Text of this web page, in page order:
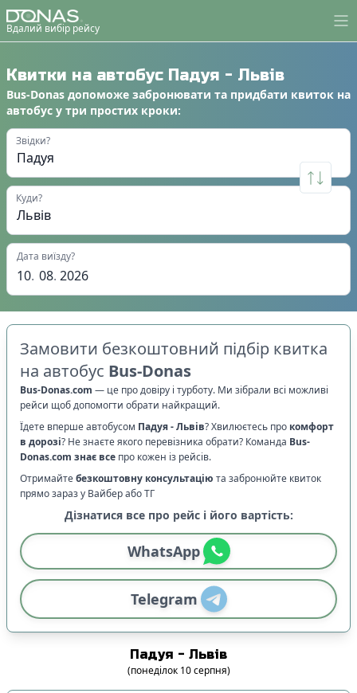
Вдалий вибір рейсу
Квитки на автобус Падуя - Львів
Bus-Donas допоможе забронювати та придбати квиток на
автобус у три простих кроки:
Звідки?
Куди?
Дата виїзду?
10. 08. 2026
Замовити безкоштовний підбір квитка
на автобус Bus-Donas
Bus-Donas.com — це про довіру і турботу. Ми зібрали всі можливі
рейси щоб допомогти обрати найкращий.
Їдете вперше автобусом Падуя-Львів? Хвилюєтесь про комфорт
в дорозі? Не знаєте якого перевізника обрати? Команда Bus-
Donas.com знає все про кожен із рейсів.
Отримайтебезкоштовну консультацію та забронюйте квиток
прямо зараз у Вайбер або ТГ
Дізнатися все про рейс і його вартість:
WhatsApp
Telegram
Падуя - Львів
(понеділок 10 серпня)